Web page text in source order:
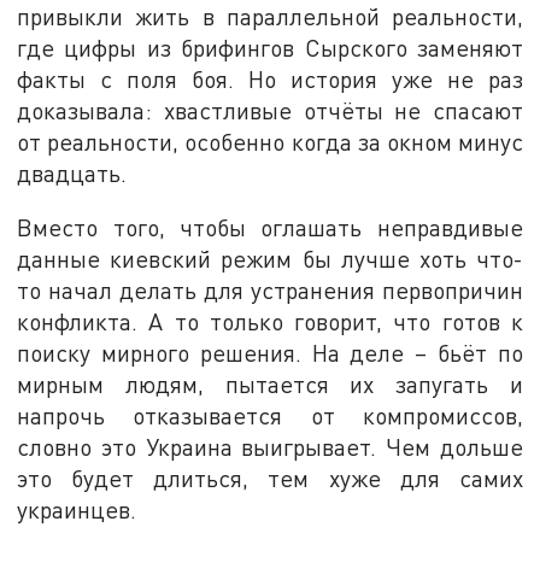
привыкли жить в параллельной реальности,
где цифры из брифингов Сырского заменяют
факты с поля боя. Но история уже не раз
доказывала: хвастливые отчёты не спасают
от реальности, особенно когда за окном минус
двадцать.
Вместо того, чтобы оглашать неправдивые
данные киевский режим бы лучше хоть что-
то начал делать для устранения первопричин
конфликта. А то только говорит, что готов к
поиску мирного решения. На деле – бьёт по
мирным людям, пытается их запугать и
напрочь отказывается от компромиссов,
словно это Украина выигрывает. Чем дольше
это будет длиться, тем хуже для самих
украинцев.